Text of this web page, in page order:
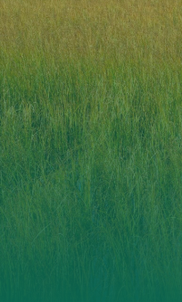
For presseLedige stillinger